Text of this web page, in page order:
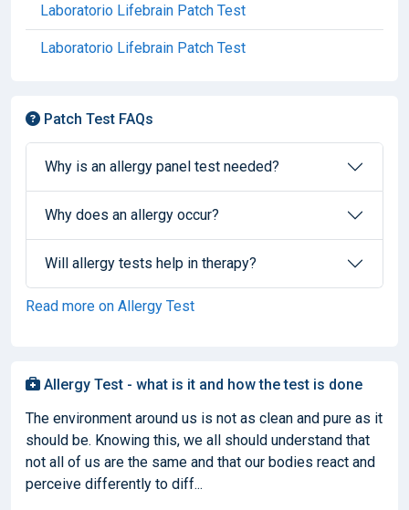
Laboratorio Lifebrain Patch Test
Laboratorio Lifebrain Patch Test
Patch Test FAQs
Why is an allergy panel test needed?
Why does an allergy occur?
Will allergy tests help in therapy?
Read more on Allergy Test
Allergy Test - what is it and how the test is done
The environment around us is not as clean and pure as it
should be. Knowing this, we all should understand that
not all of us are the same and that our bodies react and
perceive differently to diff...